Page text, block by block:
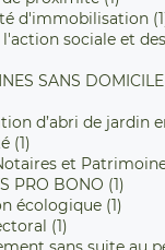
d'immobilisation
sociale et
SANS
d’abri de jardin
(1)
et Patrimoine
PRO BONO (1)
écologique (1)
(1)